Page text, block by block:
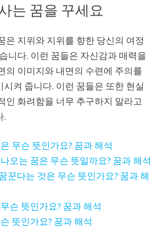
는 꿈을 꾸세요
은 지위와 지위를 향한 당신의 여정
니다. 이런 꿈들은 자신감과 매력을
의 이미지와 내면의 수련에 주의를
시켜 줍니다. 이런 꿈들은 또한 현실
인 화려함을 너무 추구하지 말라고
.
무슨 뜻인가요? 꿈과 해석
오는 꿈은 무슨 뜻일까요? 꿈과 해석
꾼다는 것은 무슨 뜻인가요? 꿈과 해
슨 뜻인가요? 꿈과 해석
뜻인가요? 꿈과 해석